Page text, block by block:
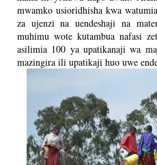
mwamko usioridhisha kwa
za ujenzi na uendeshaji na
muhimu wote kutambua nafasi
asilimia 100 ya upatikanaji wa
mazingira ili upatikaji huo uwe